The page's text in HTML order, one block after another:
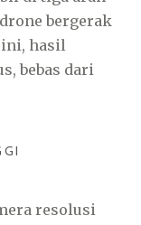
bergerak
ini, hasil
bebas dari
resolusi